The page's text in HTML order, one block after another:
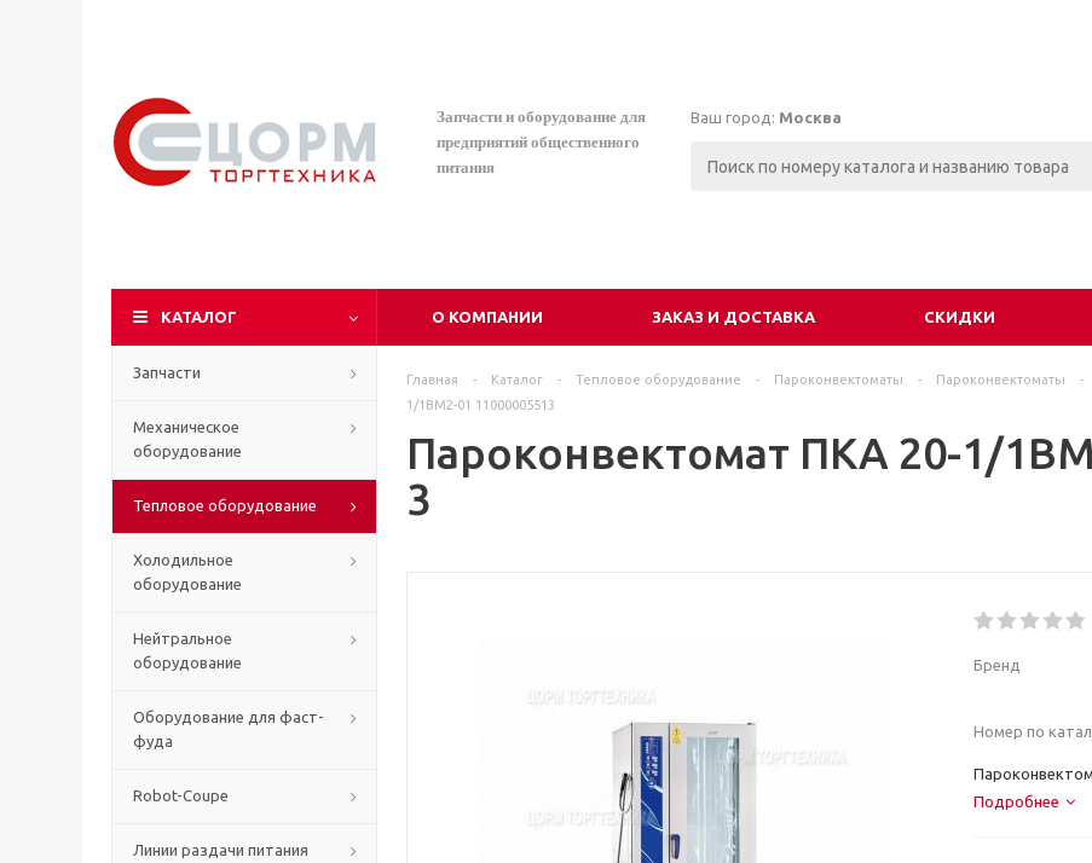
Запчасти и оборудование для
предприятий общественного
питания
Ваш город: Москва
КАТАЛОГ О КОМПАНИИ ЗАКАЗ И ДОСТАВКА СКИДКИ
Запчасти
Механическое
оборудование
Тепловое оборудование
Холодильное
оборудование
Нейтральное
оборудование
Оборудование для фаст-
фуда
Robot-Coupe
Линии раздачи питания
Главная - Каталог - Тепловое оборудование - Пароконвектоматы - Пароконвектоматы -
1/1ВМ2-01 11000005513
Пароконвектомат ПКА 20-1/
3
Бренд
Номер по
Подробнее